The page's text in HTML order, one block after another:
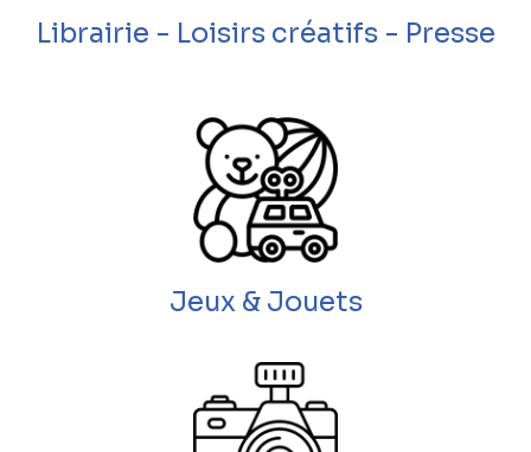
Librairie - Loisirs créatifs - Presse
Jeux & Jouets